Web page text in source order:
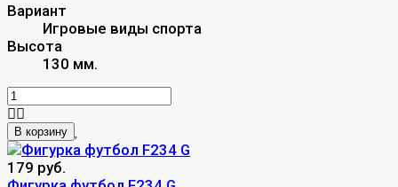
Вариант
Игровые виды спорта
Высота
130 мм.
В корзину
179 руб.